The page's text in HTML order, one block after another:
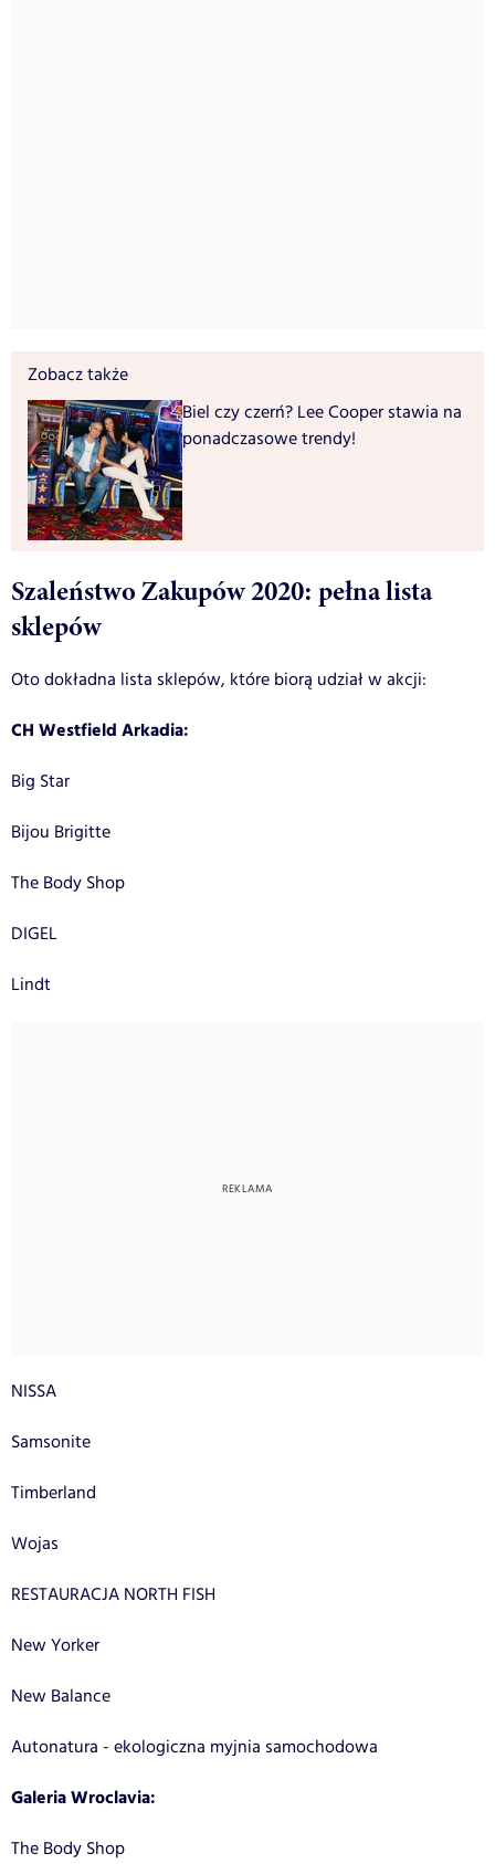
Zobacz także
Biel czy czerń? Lee Cooper stawia na
ponadczasowe trendy!
Szaleństwo Zakupów 2020: pełna lista
sklepów
Oto dokładna lista sklepów, które biorą udział w akcji:
CH Westfield Arkadia:
Big Star
Bijou Brigitte
The Body Shop
DIGEL
Lindt
NISSA
Samsonite
Timberland
Wojas
RESTAURACJA NORTH FISH
New Yorker
New Balance
Autonatura - ekologiczna myjnia samochodowa
Galeria Wroclavia:
The Body Shop